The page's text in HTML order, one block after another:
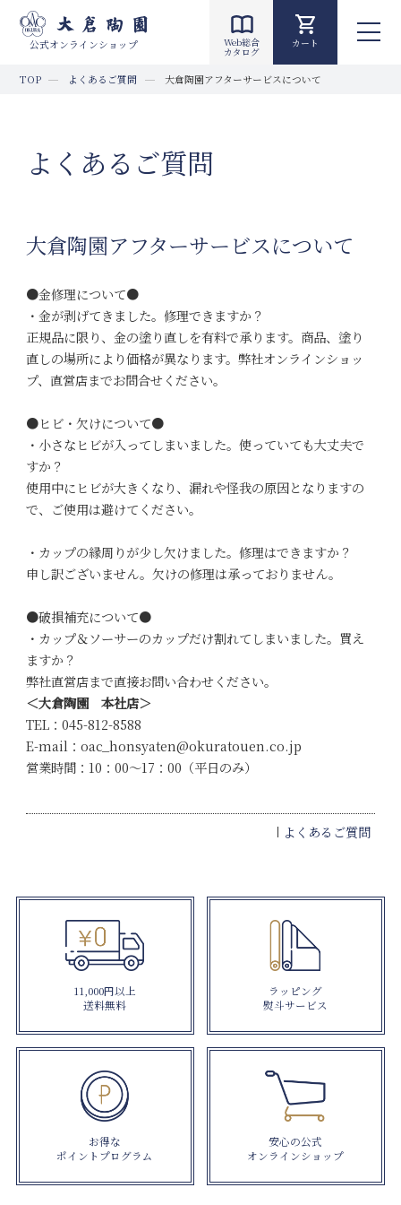
公式オンラインショップ Web総合
カタログ
カート
TOP よくあるご質問 大倉陶園アフターサービスについて
よくあるご質問
大倉陶園アフターサービスについて
●金修理について●
・金が剥げてきました。修理できますか？
正規品に限り、金の塗り直しを有料で承ります。商品、塗り
直しの場所により価格が異なります。弊社オンラインショッ
プ、直営店までお問合せください。
●ヒビ・欠けについて●
・小さなヒビが入ってしまいました。使っていても大丈夫で
すか？
使用中にヒビが大きくなり、漏れや怪我の原因となりますの
で、ご使用は避けてください。
・カップの縁周りが少し欠けました。修理はできますか？
申し訳ございません。欠けの修理は承っておりません。
●破損補充について●
・カップ＆ソーサーのカップだけ割れてしまいました。買え
ますか？
弊社直営店まで直接お問い合わせください。
＜大倉陶園 本社店＞
TEL：045-812-8588
E-mail：oac_honsyaten@okuratouen.co.jp
営業時間：10：00～17：00（平日のみ）
よくあるご質問
11,000円以上
送料無料
ラッピング
熨斗サービス
お得な
ポイントプログラム
安心の公式
オンラインショップ